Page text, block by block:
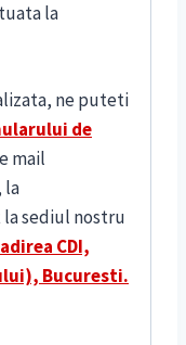
la
ne puteti
de
mail
la
la sediul nostru
CDI,
Bucuresti.